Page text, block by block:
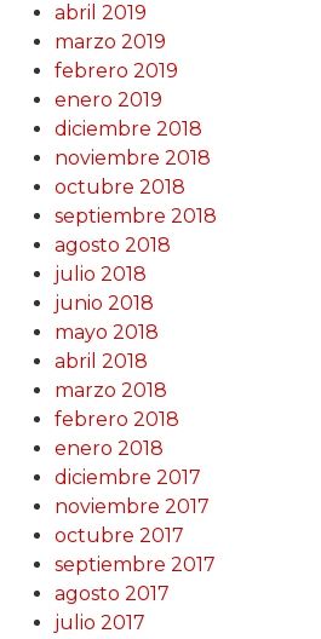
abril 2019
marzo 2019
febrero 2019
enero 2019
diciembre 2018
noviembre 2018
octubre 2018
septiembre 2018
agosto 2018
julio 2018
junio 2018
mayo 2018
abril 2018
marzo 2018
febrero 2018
enero 2018
diciembre 2017
noviembre 2017
octubre 2017
septiembre 2017
agosto 2017
julio 2017